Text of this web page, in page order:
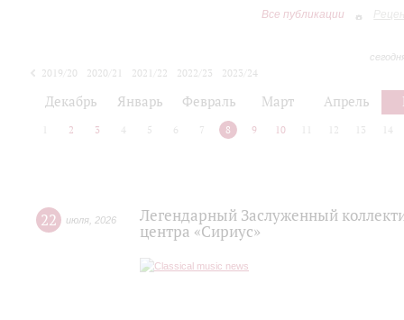
Все публикации
2019/20 2020/21 2021/22 2022/23
2023/24
Декабрь Январь Февраль Март Апрель
2 3 4 5 6 7 8 9 10 12 13 14
22 июля 2026
Легендарный Заслуженный
центра «Сириус»